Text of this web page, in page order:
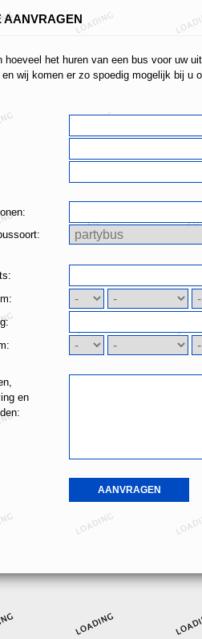
AANVRAGEN
hoeveel het huren van een bus voor uw
wij komen er zo spoedig mogelijk bij u
en